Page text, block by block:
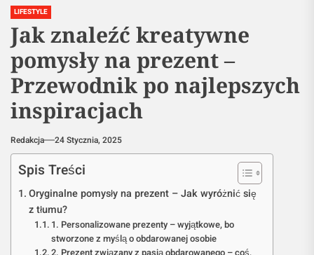
LIFESTYLE
Jak znaleźć kreatywne
pomysły na prezent –
Przewodnik po najlepszych
inspiracjach
Redakcja 24 Stycznia, 2025
Spis Treści
Oryginalne pomysły na prezent – Jak wyróżnić się
z tłumu?
1. Personalizowane prezenty – wyjątkowe, bo
stworzone z myślą o obdarowanej osobie